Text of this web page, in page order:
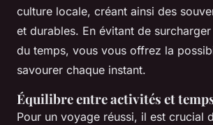
culture locale, créant ainsi des
et durables. En évitant de
du temps, vous vous offrez la
savourer chaque instant.
Équilibre entre activités et
Pour un voyage réussi, il est crucial